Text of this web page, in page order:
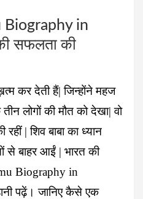
Biography in
सफलता की
कर देती हैं| जिन्होंने महज
लोगों की मौत को देखा| वो
| शिव बाबा का ध्यान
से बाहर आईं | भारत की
Biography in
पढ़ें। जानिए कैसे एक